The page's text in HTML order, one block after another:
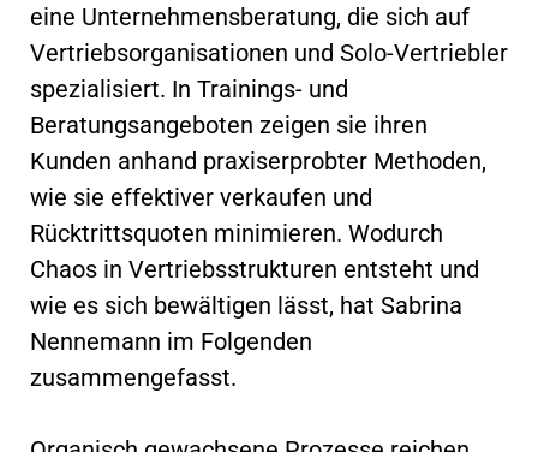
eine Unternehmensberatung, die sich auf
Vertriebsorganisationen und Solo-Vertriebler
spezialisiert. In Trainings- und
Beratungsangeboten zeigen sie ihren
Kunden anhand praxiserprobter Methoden,
wie sie effektiver verkaufen und
Rücktrittsquoten minimieren. Wodurch
Chaos in Vertriebsstrukturen entsteht und
wie es sich bewältigen lässt, hat Sabrina
Nennemann im Folgenden
zusammengefasst.